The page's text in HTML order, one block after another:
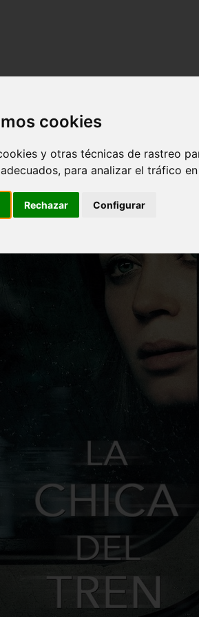
cookies
y otras técnicas de rastreo
para analizar el tráfico
Rechazar Configurar
ᐉ Explicación de la